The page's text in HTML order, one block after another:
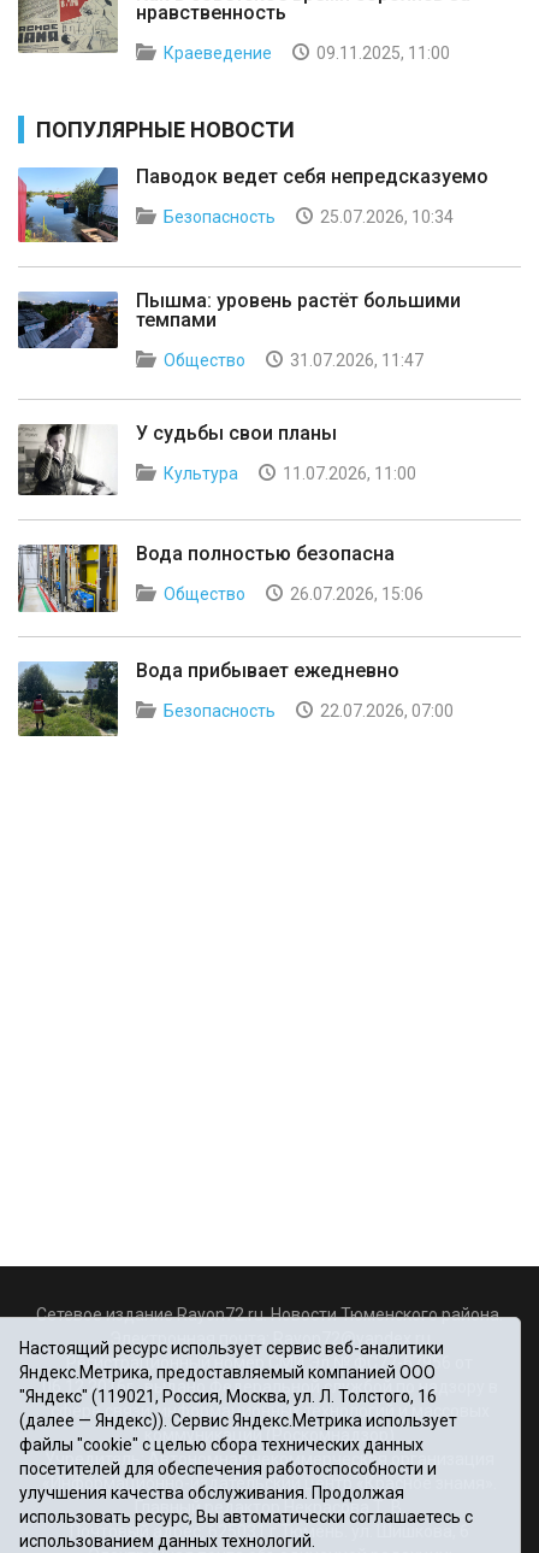
нравственность
Краеведение 09.11.2025, 11:00
ПОПУЛЯРНЫЕ НОВОСТИ
Паводок ведет себя непредсказуемо
Безопасность 25.07.2026, 10:34
Пышма: уровень растёт большими
темпами
Общество 31.07.2026, 11:47
У судьбы свои планы
Культура 11.07.2026, 11:00
Вода полностью безопасна
Общество 26.07.2026, 15:06
Вода прибывает ежедневно
Безопасность 22.07.2026, 07:00
Сетевое издание Rayon72.ru. Новости Тюменского района.
Rayon72@yandex.ru
Регистрационный номер СМИ Эл № ФС77-67956 от
06.12.2016г., выдано Федеральной службой по надзору в
сфере связи, информационных технологий и массовых
коммуникаций (Роскомнадзор)
Учредитель: Автономная некоммерческая организация
«Информационно-издательский центр «Красное знамя».
Главный редактор Некрасова Т. В.
Почтовый адрес: 625031 г.Тюмень. ул. Шишкова, 6
Настоящий ресурс использует сервис веб-аналитики
Яндекс.Метрика, предоставляемый компанией ООО
"Яндекс" (119021, Россия, Москва, ул. Л. Толстого, 16
(далее — Яндекс)). Сервис Яндекс.Метрика использует
файлы "cookie" с целью сбора технических данных
посетителей для обеспечения работоспособности и
улучшения качества обслуживания. Продолжая
использовать ресурс, Вы автоматически соглашаетесь с
использованием данных технологий.